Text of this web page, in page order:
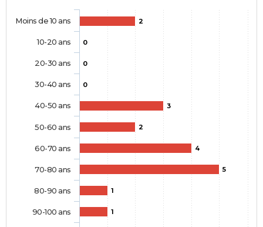
2
0
0
0
3
2
4
5
1
1
Moins de 10 ans
10-20 ans
20-30 ans
30-40 ans
40-50 ans
50-60 ans
60-70 ans
70-80 ans
80-90 ans
90-100 ans